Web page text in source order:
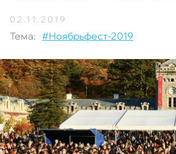
02.11.2019
Тема: #Ноябрьфест-2019